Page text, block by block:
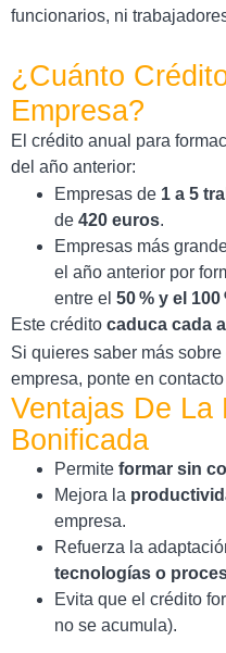
funcionarios, ni
¿Cuánto
Empresa?
El crédito anual para
del año anterior:
Empresas de 1 a 5
de 420 euros.
Empresas más
el año anterior por
entre el 50 % y el 100
Este crédito caduca cada
Si quieres saber más
empresa, ponte en
Ventajas De La
Bonificada
Permite formar sin
Mejora la
empresa.
Refuerza la
tecnologías o
Evita que el crédito
no se acumula).